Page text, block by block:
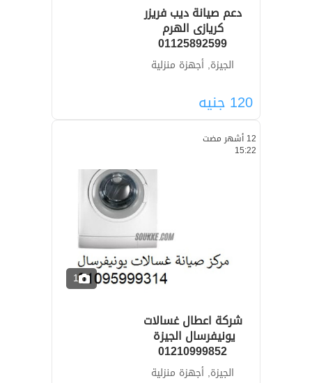
دعم صيانة ديب فريزر
كريازى الهرم
01125892599
الجيزة, أجهزة منزلية
120 جنيه
12 أشهر مضت
15:22
1
شركة اعطال غسالات
01210999852
الجيزة, أجهزة منزلية